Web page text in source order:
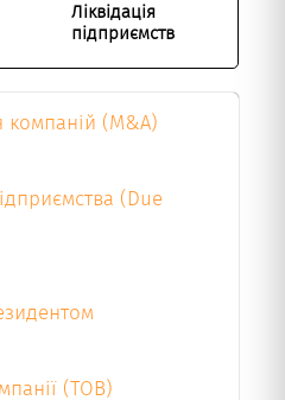
Ліквідація
підприємств
компаній (M&A)
(Due
(ТОВ)